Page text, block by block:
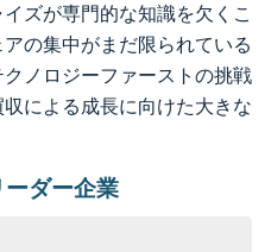
ズが専門的な知識を欠くこ
の集中がまだ限られている
ノロジーファーストの挑戦
による成長に向けた大きな
ダー企業